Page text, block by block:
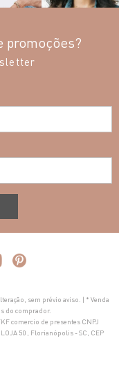
promoções?
sem prévio aviso. | * Venda
do comprador.
comercio de presentes CNPJ
LOJA 50 , Florianópolis - SC, CEP